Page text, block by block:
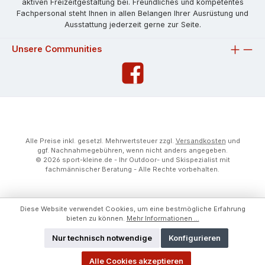
aktiven Freizeitgestaltung bei. Freundliches und kompetentes
Fachpersonal steht Ihnen in allen Belangen Ihrer Ausrüstung und
Ausstattung jederzeit gerne zur Seite.
Unsere Communities
Alle Preise inkl. gesetzl. Mehrwertsteuer zzgl. Versandkosten und
ggf. Nachnahmegebühren, wenn nicht anders angegeben.
© 2026 sport-kleine.de - Ihr Outdoor- und Skispezialist mit
fachmännischer Beratung - Alle Rechte vorbehalten.
Diese Website verwendet Cookies, um eine bestmögliche Erfahrung
bieten zu können. Mehr Informationen ...
Nur technisch notwendige Konfigurieren
Alle Cookies akzeptieren